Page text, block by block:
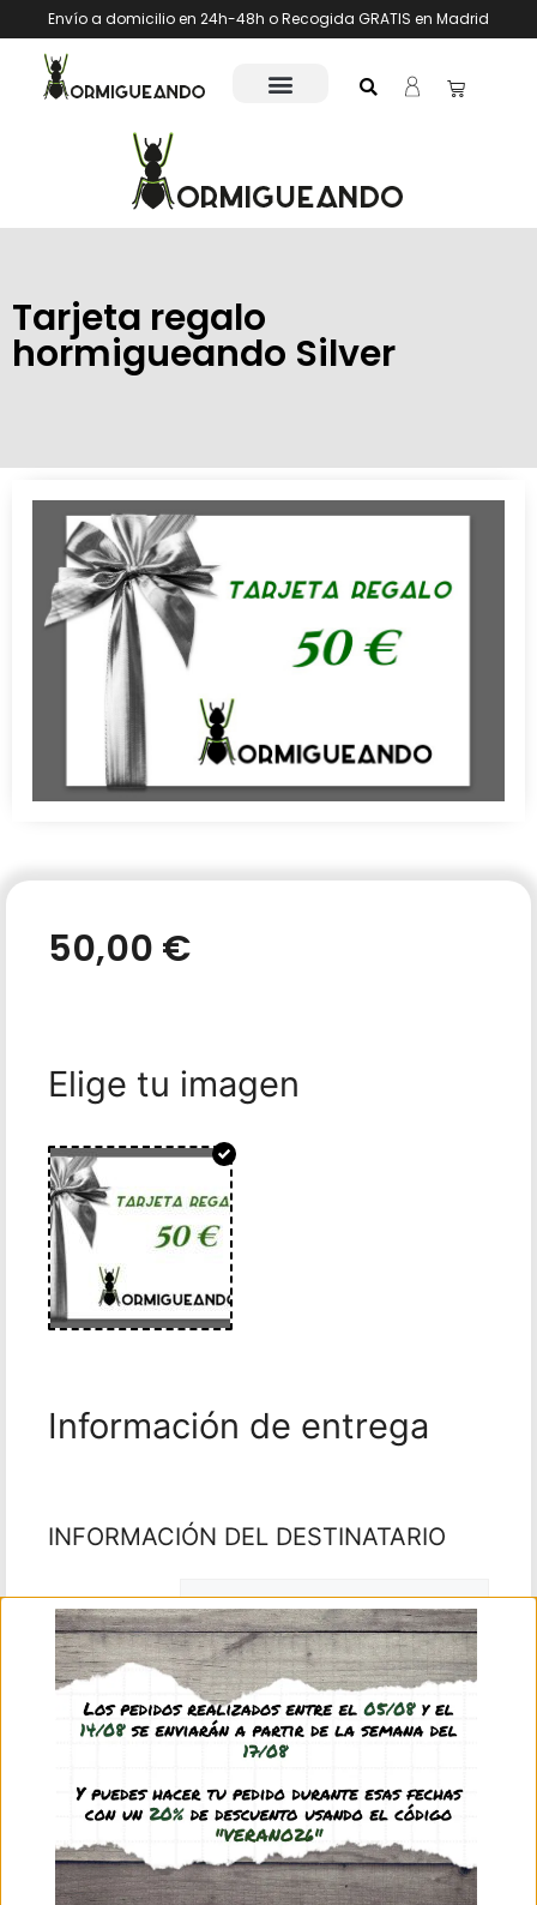
Envío a domicilio en 24h-48h o Recogida GRATIS en Madrid
Tarjeta regalo
hormigueando Silver
50,00 €
Elige tu imagen
Información de entrega
INFORMACIÓN DEL DESTINATARIO
Nombre:
Correo electrónico:
TU INFORMACIÓN